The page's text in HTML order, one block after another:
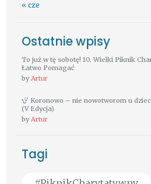
« cze
Ostatnie wpisy
To już w tę sobotę! 10. Wielki Piknik
Łatwo Pomagać
by Artur
Koronowo – nie nowotworom u
(V Edycja)
by Artur
Tagi